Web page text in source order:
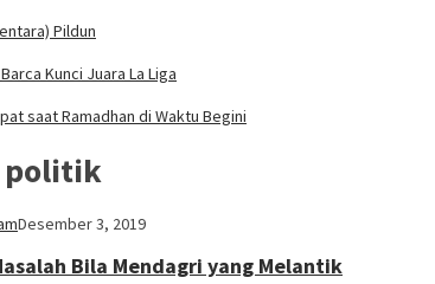
Pildun
Kunci Juara La Liga
saat Ramadhan di Waktu Begini
politik
Desember 3, 2019
Bila Mendagri yang Melantik